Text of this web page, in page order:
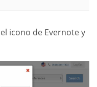
icono de Evernote y